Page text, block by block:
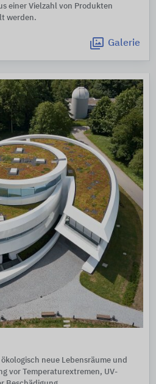
einer Vielzahl von Produkten
werden.
Galerie
neue Lebensräume und
vor Temperaturextremen, UV-